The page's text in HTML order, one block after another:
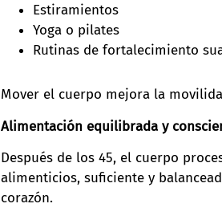
Estiramientos
Yoga o pilates
Rutinas de fortalecimiento
Mover el cuerpo mejora la
Alimentación equilibrada y
Después de los 45, el cuerpo
alimenticios, suficiente y
corazón.